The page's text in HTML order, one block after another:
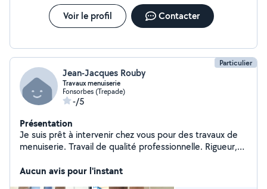
Voir le profil Contacter
Particulier
Jean-Jacques Rouby
Travaux menuiserie
Fonsorbes (Trepade)
-/5
Présentation
Je suis prêt à intervenir chez vous pour des travaux de
menuiserie. Travail de qualité professionnelle. Rigueur,
Aucun avis pour l'instant